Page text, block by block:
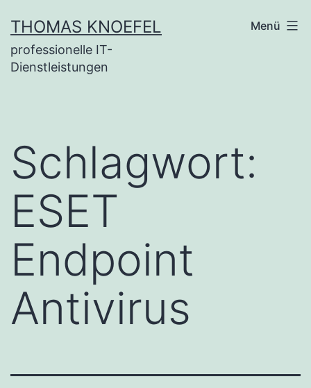
Inhalt
springen
THOMAS KNOEFEL
professionelle IT-
Dienstleistungen
Menü
Schlagwort:
ESET
Endpoint
Antivirus